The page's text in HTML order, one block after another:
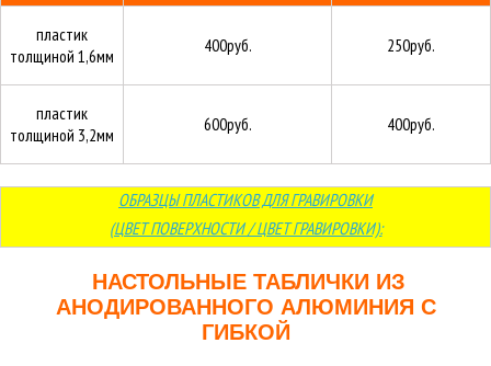
пластик
толщиной 1,6мм 400руб. 250руб.
пластик
толщиной 3,2мм 600руб. 400руб.
ОБРАЗЦЫ ПЛАСТИКОВ ДЛЯ ГРАВИРОВКИ
(ЦВЕТ ПОВЕРХНОСТИ / ЦВЕТ ГРАВИРОВКИ):
НАСТОЛЬНЫЕ ТАБЛИЧКИ ИЗ
АНОДИРОВАННОГО АЛЮМИНИЯ С
ГИБКОЙ